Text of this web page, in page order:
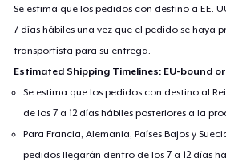
Se estima que los pedidos con destino a EE.
7 días hábiles una vez que el pedido se haya
transportista para su entrega.
Estimated Shipping Timelines: EU-bound
Se estima que los pedidos con destino al
de los 7 a 12 días hábiles posteriores a la
Para Francia, Alemania, Países Bajos y
pedidos llegarán dentro de los 7 a 12 días